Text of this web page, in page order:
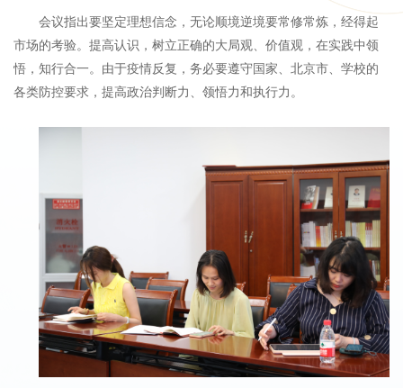
会议指出要坚定理想信念，无论顺境逆境要常修常炼，经得起
市场的考验。提高认识，树立正确的大局观、价值观，在实践中领
悟，知行合一。由于疫情反复，务必要遵守国家、北京市、学校的
各类防控要求，提高政治判断力、领悟力和执行力。